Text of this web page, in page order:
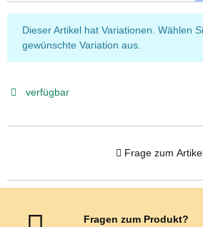
x
Dieser Artikel hat Variationen. Wählen
gewünschte Variation aus.
verfügbar
Frage zum
Fragen zum Produkt?